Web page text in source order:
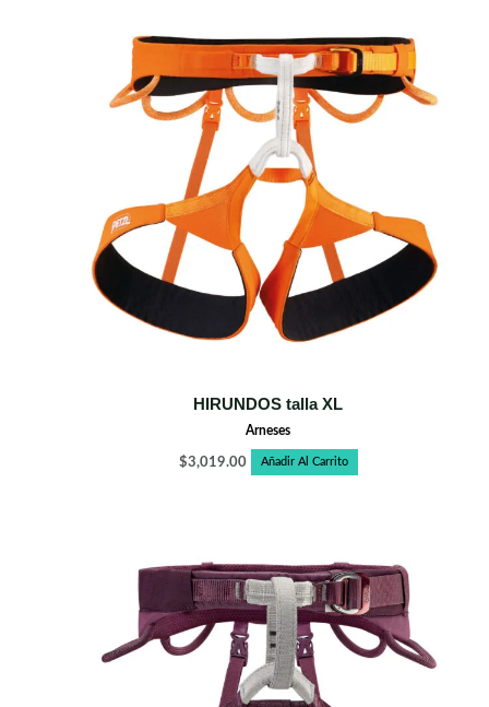
HIRUNDOS talla XL
Arneses
$3,019.00 Añadir Al Carrito